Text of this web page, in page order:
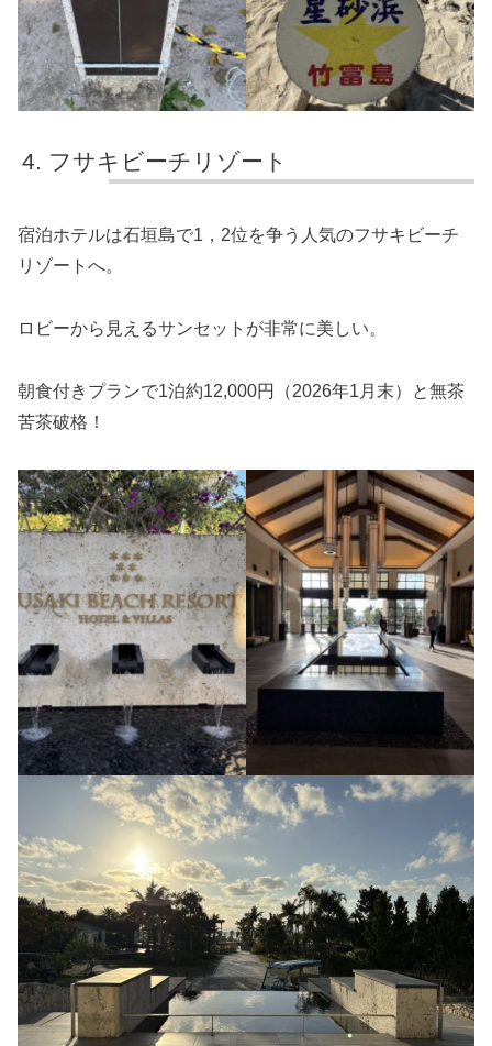
フサキビーチリゾート
宿泊ホテルは石垣島で1，2位を争う人気のフサキビーチ
リゾートへ。
ロビーから見えるサンセットが非常に美しい。
朝食付きプランで1泊約12,000円（2026年1月末）と無茶
苦茶破格！